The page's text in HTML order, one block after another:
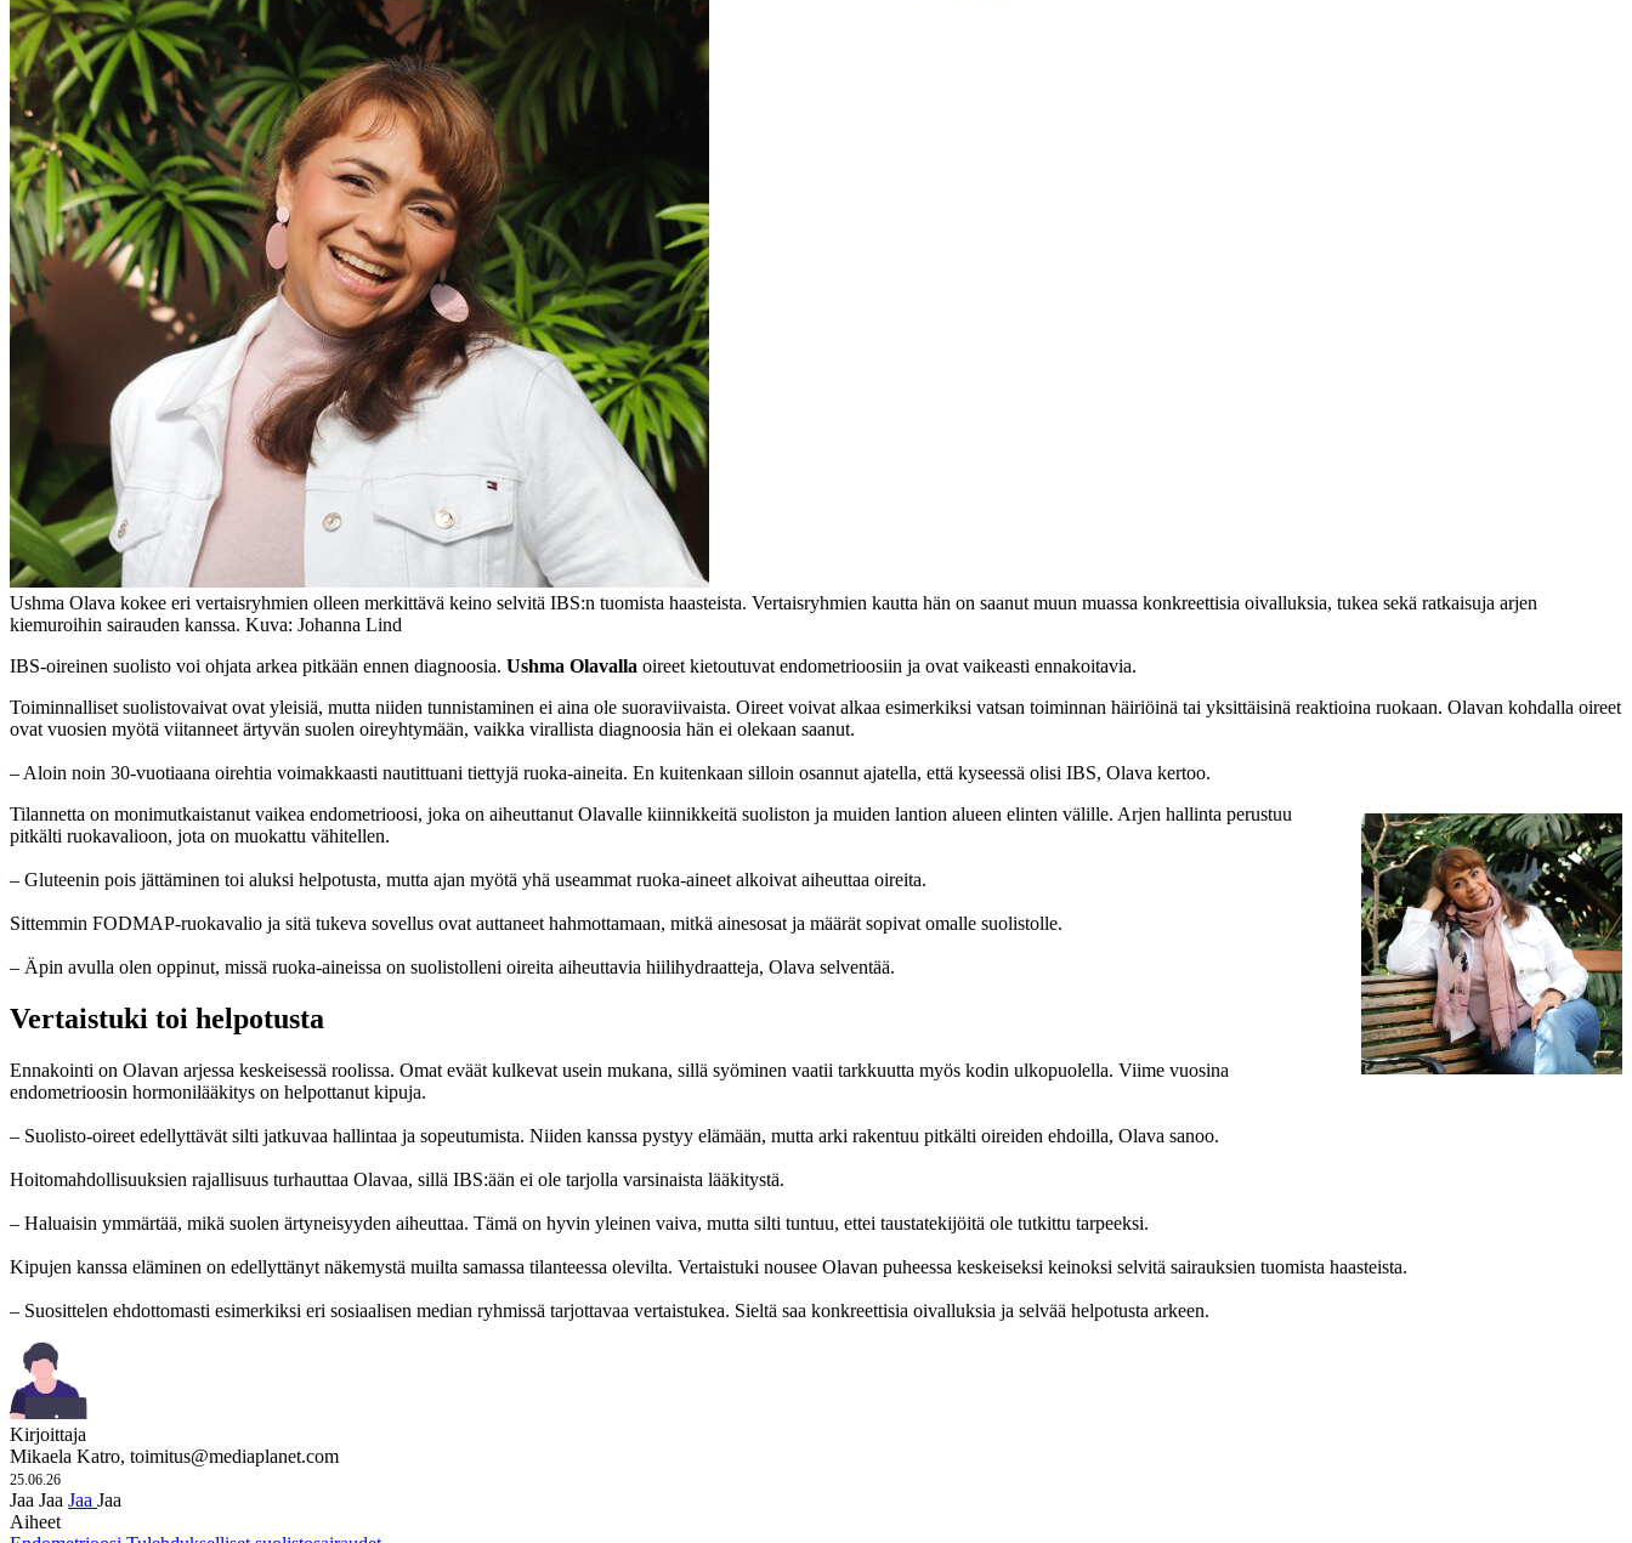
Ushma Olava kokee eri vertaisryhmien olleen merkittävä keino selvitä IBS:n tuomista haasteista. Vertaisryhmien kautta hän on saanut muun muassa konkreettisia oivalluksia, tukea sekä ratkaisuja arjen
kiemuroihin sairauden kanssa. Kuva: Johanna Lind
IBS-oireinen suolisto voi ohjata arkea pitkään ennen diagnoosia. Ushma Olavalla oireet kietoutuvat endometrioosiin ja ovat vaikeasti ennakoitavia.
Toiminnalliset suolistovaivat ovat yleisiä, mutta niiden tunnistaminen ei aina ole suoraviivaista. Oireet voivat alkaa esimerkiksi vatsan toiminnan häiriöinä tai yksittäisinä reaktioina ruokaan. Olavan kohdalla oireet
ovat vuosien myötä viitanneet ärtyvän suolen oireyhtymään, vaikka virallista diagnoosia hän ei olekaan saanut.
– Aloin noin 30-vuotiaana oirehtia voimakkaasti nautittuani tiettyjä ruoka-aineita. En kuitenkaan silloin osannut ajatella, että kyseessä olisi IBS, Olava kertoo.
Tilannetta on monimutkaistanut vaikea endometrioosi, joka on aiheuttanut Olavalle kiinnikkeitä suoliston ja muiden lantion alueen elinten välille. Arjen hallinta perustuu
pitkälti ruokavalioon, jota on muokattu vähitellen.
– Gluteenin pois jättäminen toi aluksi helpotusta, mutta ajan myötä yhä useammat ruoka-aineet alkoivat aiheuttaa oireita.
Sittemmin FODMAP-ruokavalio ja sitä tukeva sovellus ovat auttaneet hahmottamaan, mitkä ainesosat ja määrät sopivat omalle suolistolle.
– Äpin avulla olen oppinut, missä ruoka-aineissa on suolistolleni oireita aiheuttavia hiilihydraatteja, Olava selventää.
Vertaistuki toi helpotusta
Ennakointi on Olavan arjessa keskeisessä roolissa. Omat eväät kulkevat usein mukana, sillä syöminen vaatii tarkkuutta myös kodin ulkopuolella. Viime vuosina
endometrioosin hormonilääkitys on helpottanut kipuja.
– Suolisto-oireet edellyttävät silti jatkuvaa hallintaa ja sopeutumista. Niiden kanssa pystyy elämään, mutta arki rakentuu pitkälti oireiden ehdoilla, Olava sanoo.
Hoitomahdollisuuksien rajallisuus turhauttaa Olavaa, sillä IBS:ään ei ole tarjolla varsinaista lääkitystä.
– Haluaisin ymmärtää, mikä suolen ärtyneisyyden aiheuttaa. Tämä on hyvin yleinen vaiva, mutta silti tuntuu, ettei taustatekijöitä ole tutkittu tarpeeksi.
Kipujen kanssa eläminen on edellyttänyt näkemystä muilta samassa tilanteessa olevilta. Vertaistuki nousee Olavan puheessa keskeiseksi keinoksi selvitä sairauksien tuomista haasteista.
– Suosittelen ehdottomasti esimerkiksi eri sosiaalisen median ryhmissä tarjottavaa vertaistukea. Sieltä saa konkreettisia oivalluksia ja selvää helpotusta arkeen.
Kirjoittaja
Mikaela Katro, toimitus@mediaplanet.com
25.06.26
Jaa Jaa Jaa Jaa
Aiheet